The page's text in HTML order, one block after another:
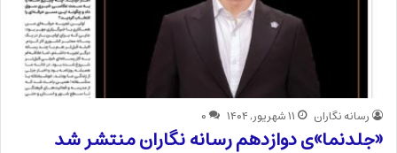
رسانه نگاران ۱۱ شهریور, ۱۴۰۴ ۰
«جلدنما»ی دوازدهم رسانه نگاران منتشر شد